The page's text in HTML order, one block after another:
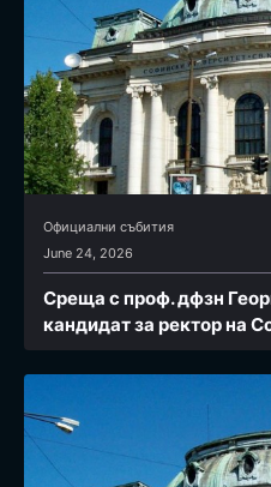
Официални събития
June 24, 2026
Среща с проф. дфзн
кандидат за ректор на